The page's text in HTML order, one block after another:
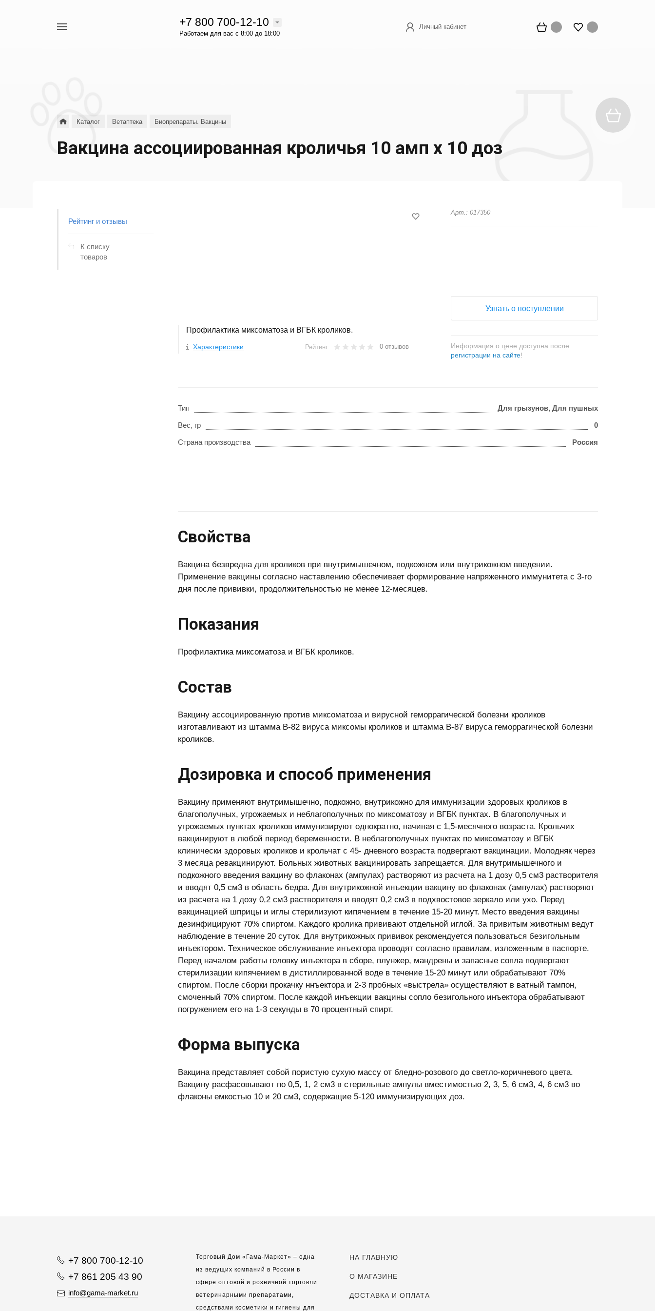
+7 800 700-12-10
Работаем для вас с 8:00 до 18:00
Личный кабинет
Каталог Ветаптека Биопрепараты. Вакцины
Вакцина ассоциированная кроличья 10 амп х 10 доз
Рейтинг и отзывы
К списку
товаров
Профилактика миксоматоза и ВГБК кроликов.
Характеристики Рейтинг: 0 отзывов
Арт.: 017350
Узнать о поступлении
Информация о цене доступна после
регистрации на сайте!
Тип Для грызунов, Для пушных
Вес, гр 0
Страна производства Россия
Свойства
Вакцина безвредна для кроликов при внутримышечном, подкожном или внутрикожном введении.
Применение вакцины согласно наставлению обеспечивает формирование напряженного иммунитета с 3-го
дня после прививки, продолжительностью не менее 12-месяцев.
Показания
Профилактика миксоматоза и ВГБК кроликов.
Состав
Вакцину ассоциированную против миксоматоза и вирусной геморрагической болезни кроликов
изготавливают из штамма В-82 вируса миксомы кроликов и штамма В-87 вируса геморрагической болезни
кроликов.
Дозировка и способ применения
Вакцину применяют внутримышечно, подкожно, внутрикожно для иммунизации здоровых кроликов в
благополучных, угрожаемых и неблагополучных по миксоматозу и ВГБК пунктах. В благополучных и
угрожаемых пунктах кроликов иммунизируют однократно, начиная с 1,5-месячного возраста. Крольчих
вакцинируют в любой период беременности. В неблагополучных пунктах по миксоматозу и ВГБК
клинически здоровых кроликов и крольчат с 45- дневного возраста подвергают вакцинации. Молодняк через
3 месяца ревакцинируют. Больных животных вакцинировать запрещается. Для внутримышечного и
подкожного введения вакцину во флаконах (ампулах) растворяют из расчета на 1 дозу 0,5 см3 растворителя
и вводят 0,5 см3 в область бедра. Для внутрикожной инъекции вакцину во флаконах (ампулах) растворяют
из расчета на 1 дозу 0,2 см3 растворителя и вводят 0,2 см3 в подхвостовое зеркало или ухо. Перед
вакцинацией шприцы и иглы стерилизуют кипячением в течение 15-20 минут. Место введения вакцины
дезинфицируют 70% спиртом. Каждого кролика прививают отдельной иглой. За привитым животным ведут
наблюдение в течение 20 суток. Для внутрикожных прививок рекомендуется пользоваться безигольным
инъектором. Техническое обслуживание инъектора проводят согласно правилам, изложенным в паспорте.
Перед началом работы головку инъектора в сборе, плунжер, мандрены и запасные сопла подвергают
стерилизации кипячением в дистиллированной воде в течение 15-20 минут или обрабатывают 70%
спиртом. После сборки прокачку ннъектора и 2-3 пробных «выстрела» осуществляют в ватный тампон,
смоченный 70% спиртом. После каждой инъекции вакцины сопло безигольного инъектора обрабатывают
погружением его на 1-3 секунды в 70 процентный спирт.
Форма выпуска
Вакцина представляет собой пористую сухую массу от бледно-розового до светло-коричневого цвета.
Вакцину расфасовывают по 0,5, 1, 2 см3 в стерильные ампулы вместимостью 2, 3, 5, 6 см3, 4, 6 см3 во
флаконы емкостью 10 и 20 см3, содержащие 5-120 иммунизирующих доз.
+7 800 700-12-10
+7 861 205 43 90
info@gama-market.ru
Торговый Дом «Гама-Маркет» – одна
из ведущих компаний в России в
сфере оптовой и розничной торговли
ветеринарными препаратами,
средствами косметики и гигиены для
НА ГЛАВНУЮ
О МАГАЗИНЕ
ДОСТАВКА И ОПЛАТА